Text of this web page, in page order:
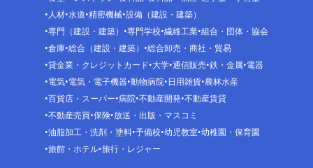
人材 水道 精密機械 設備（建設・建築）
専門（建設・建築）
専門学校 繊維工業 組合・団体・協会
倉庫 総合（建設・建築）
総合卸売・商社・貿易
貸金業・クレジットカード 大学 通信販売 鉄・金属 電器
電気 電気・電子機器 動物病院 日用雑貨 農林水産
百貨店・スーパー 病院 不動産開発 不動産賃貸
不動産売買 保険 放送・出版・マスコミ
油脂加工・洗剤・塗料 予備校 幼児教室 幼稚園・保育園
旅館・ホテル 旅行・レジャー